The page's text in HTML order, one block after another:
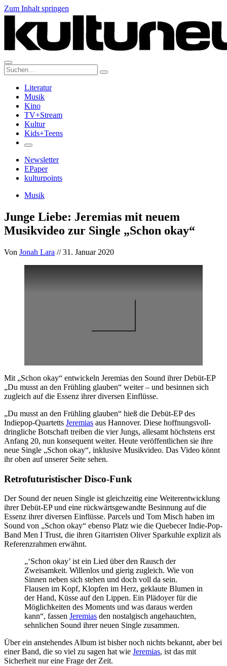
Zum Inhalt springen
Suche:
Literatur
Musik
Kino
TV+Stream
Kultur
Kids+Teens
Newsletter
EPaper
kulturpoints
Musik
Junge Liebe: Jeremias mit neuem
Musikvideo zur Single „Schon okay“
Von Jonah Lara // 31. Januar 2020
Mit „Schon okay“ entwickeln Jeremias den Sound ihrer Debüt-EP
„Du musst an den Frühling glauben“ weiter – und besinnen sich
zugleich auf die Essenz ihrer diversen Einflüsse.
„Du musst an den Frühling glauben“ hieß die Debüt-EP des
Indiepop-Quartetts Jeremias aus Hannover. Diese hoffnungsvoll-
dringliche Botschaft treiben die vier Jungs, allesamt höchstens erst
Anfang 20, nun konsequent weiter. Heute veröffentlichen sie ihre
neue Single „Schon okay“, inklusive Musikvideo. Das Video könnt
ihr oben auf unserer Seite sehen.
Retrofuturistischer Disco-Funk
Der Sound der neuen Single ist gleichzeitig eine Weiterentwicklung
ihrer Debüt-EP und eine rückwärtsgewandte Besinnung auf die
Essenz ihrer diversen Einflüsse. Parcels und Tom Misch haben im
Sound von „Schon okay“ ebenso Platz wie die Quebecer Indie-Pop-
Band Men I Trust, die ihren Gitarristen Oliver Sparkuhle explizit als
Referenzrahmen erwähnt.
„‘Schon okay’ ist ein Lied über den Rausch der
Zweisamkeit. Willenlos und gierig zugleich. Wie von
Sinnen neben sich stehen und doch voll da sein.
Flausen im Kopf, Klopfen im Herz, geklaute Blumen in
der Hand, Küsse auf den Lippen. Ein Plädoyer für die
Möglichkeiten des Moments und was daraus werden
kann“, fassen Jeremias den nostalgisch angehauchten,
sehnlichen Sound ihrer neuen Single zusammen.
Über ein anstehendes Album ist bisher noch nichts bekannt, aber bei
einer Band, die so viel zu sagen hat wie Jeremias, ist das mit
Sicherheit nur eine Frage der Zeit.